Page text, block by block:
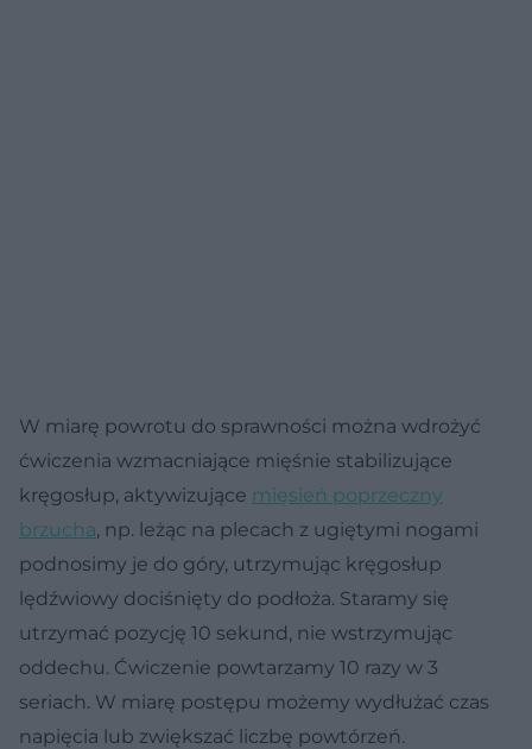
W miarę powrotu do sprawności można wdrożyć
ćwiczenia wzmacniające mięśnie stabilizujące
kręgosłup, aktywizujące mięsień poprzeczny
brzucha, np. leżąc na plecach z ugiętymi nogami
podnosimy je do góry, utrzymując kręgosłup
lędźwiowy dociśnięty do podłoża. Staramy się
utrzymać pozycję 10 sekund, nie wstrzymując
oddechu. Ćwiczenie powtarzamy 10 razy w 3
seriach. W miarę postępu możemy wydłużać czas
napięcia lub zwiększać liczbę powtórzeń.